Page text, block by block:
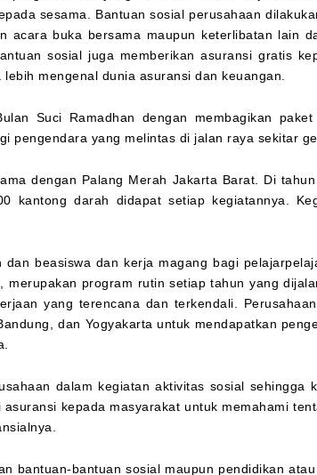
sesama. Bantuan sosial perusahaan
acara buka bersama maupun keterlibatan lain
sosial juga memberikan asuransi gratis
mengenal dunia asuransi dan keuangan.
Suci Ramadhan dengan membagikan
pengendara yang melintas di jalan raya sekitar
dengan Palang Merah Jakarta Barat. Di
kantong darah didapat setiap kegiatannya.
dan beasiswa dan kerja magang bagi
program rutin setiap tahun yang
yang terencana dan terkendali.
dan Yogyakarta untuk mendapatkan
dalam kegiatan aktivitas sosial sehingga
kepada masyarakat untuk memahami
bantuan-bantuan sosial maupun pendidikan